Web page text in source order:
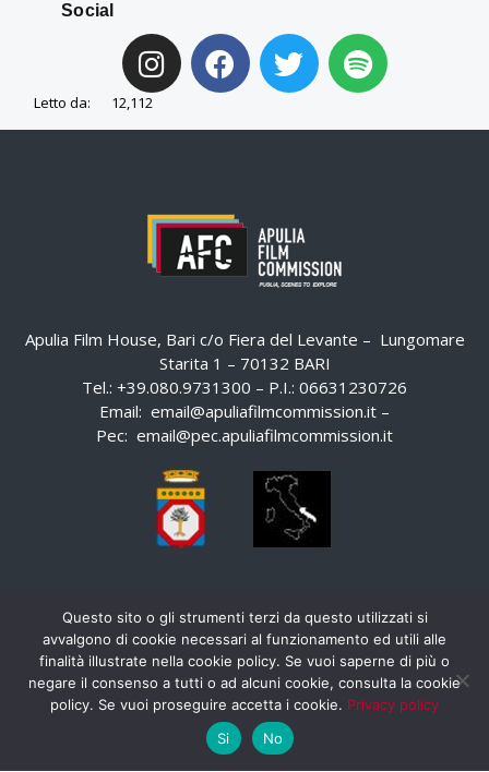
Social
Letto da: 12,112
Apulia Film House, Bari c/o Fiera del Levante – Lungomare
Starita 1 – 70132 BARI
Tel.: +39.080.9731300 – P.I.: 06631230726
Email: email@apuliafilmcommission.it –
Pec: email@pec.apuliafilmcommission.it
PRIVACY POLICY
Questo sito o gli strumenti terzi da questo utilizzati si
avvalgono di cookie necessari al funzionamento ed utili alle
finalità illustrate nella cookie policy. Se vuoi saperne di più o
negare il consenso a tutti o ad alcuni cookie, consulta la cookie
policy. Se vuoi proseguire accetta i cookie. Privacy policy
Si
No